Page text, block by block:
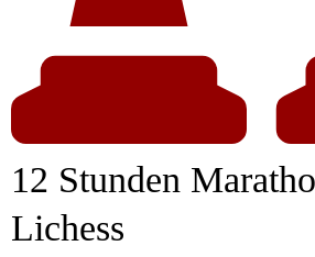
12 Stunden
Lichess